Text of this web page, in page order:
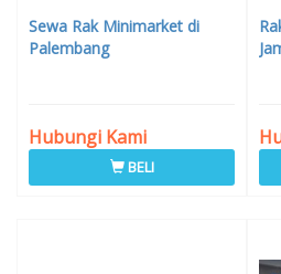
Sewa Rak Minimarket di
Palembang
Hubungi Kami
BELI